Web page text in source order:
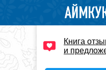
Книга
и